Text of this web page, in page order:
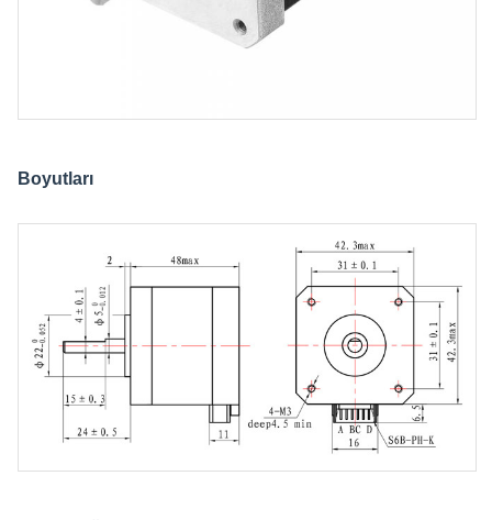
Boyutları